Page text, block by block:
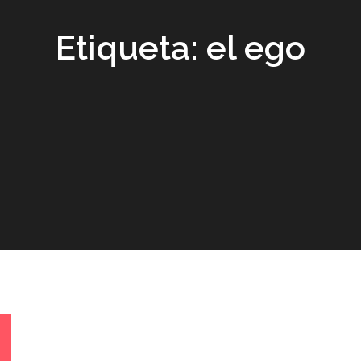
Etiqueta: el ego